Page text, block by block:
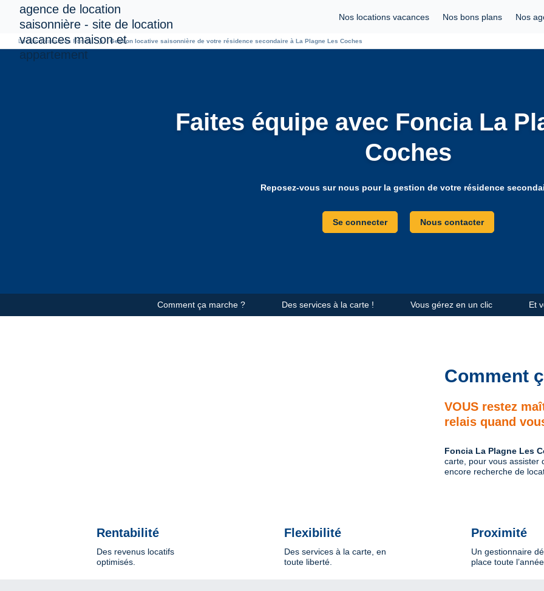
Nos locations vacances Nos bons plans Nos
Location vacances Foncia chevron_right Gestion locative saisonnière de votre résidence secondaire à La Plagne Les Coches
Faites équipe avec Foncia La
Coches
Reposez-vous sur nous pour la gestion de votre résidence
Se connecter Nous contacter
Comment ça marche ? Des services à la carte ! Vous gérez en un clic Et
Comment
VOUS restez
relais quand
Foncia La Plagne Les
carte, pour vous assister
encore recherche de
Rentabilité
Des revenus locatifs
optimisés.
Flexibilité
Des services à la carte, en
toute liberté.
Proximité
Un gestionnaire
place toute l’année.